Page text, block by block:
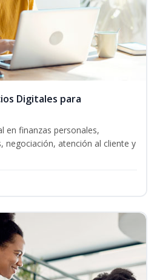
Digitales para
en finanzas personales,
negociación, atención al cliente y